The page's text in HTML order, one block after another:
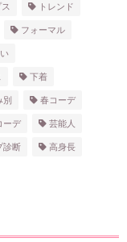
トレンド
フォーマル
下着
別 春コーデ
ーデ 芸能人
診断 高身長